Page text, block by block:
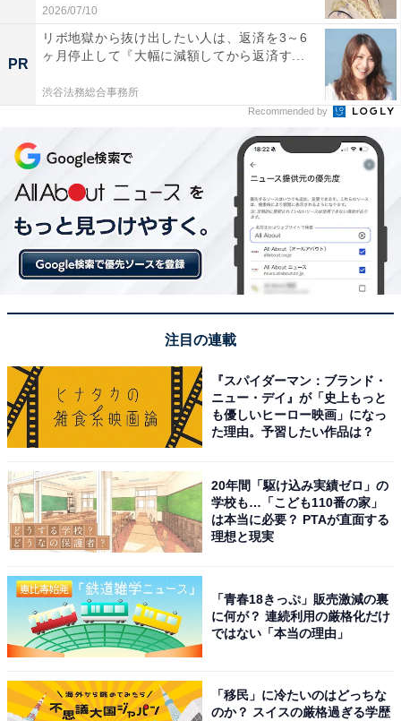
位「本厚木駅」、1位は？【2025年版】
1 2
2026/07/10
PR
リボ地獄から抜け出したい人は、返済を3～6
ヶ月停止して『大幅に減額してから返済す...
渋谷法務総合事務所
Recommended by
注目の連載
『スパイダーマン：ブランド・
ニュー・デイ』が「史上もっと
も優しいヒーロー映画」になっ
た理由。予習したい作品は？
20年間「駆け込み実績ゼロ」の
学校も…「こども110番の家」
は本当に必要？ PTAが直面する
理想と現実
「青春18きっぷ」販売激減の裏
に何が？ 連続利用の厳格化だけ
ではない「本当の理由」
「移民」に冷たいのはどっちな
のか？ スイスの厳格過ぎる学歴